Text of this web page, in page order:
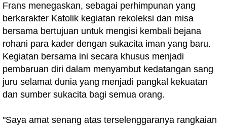
Frans menegaskan, sebagai perhimpunan yang
berkarakter Katolik kegiatan rekoleksi dan misa
bersama bertujuan untuk mengisi kembali bejana
rohani para kader dengan sukacita iman yang baru.
Kegiatan bersama ini secara khusus menjadi
pembaruan diri dalam menyambut kedatangan sang
juru selamat dunia yang menjadi pangkal kekuatan
dan sumber sukacita bagi semua orang.
"Saya amat senang atas terselenggaranya rangkaian